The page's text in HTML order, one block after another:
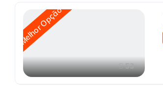
Melhor Opção
53